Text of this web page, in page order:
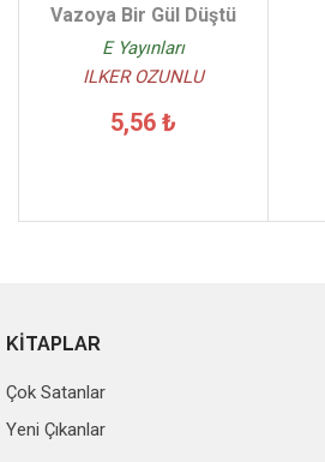
Vazoya Bir Gül Düştü
E Yayınları
ILKER OZUNLU
5,56 ₺
KİTAPLAR
Çok Satanlar
Yeni Çıkanlar